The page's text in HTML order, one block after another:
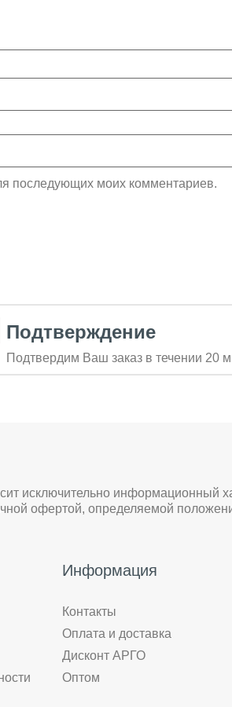
последующих моих комментариев.
Подтверждение
Подтвердим Ваш заказ в течении 20
исключительно информационный
офертой, определяемой
Информация
Контакты
Оплата и доставка
Дисконт АРГО
Оптом